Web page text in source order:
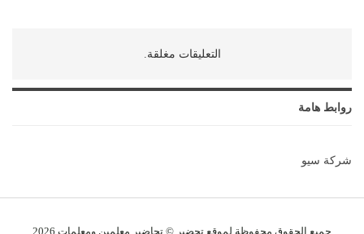
التعليقات مغلقة.
روابط هامة
شركة سيو
جميع الحقوق محفوظة لموقع تحضير © تحاضير معلمين ومعلمات